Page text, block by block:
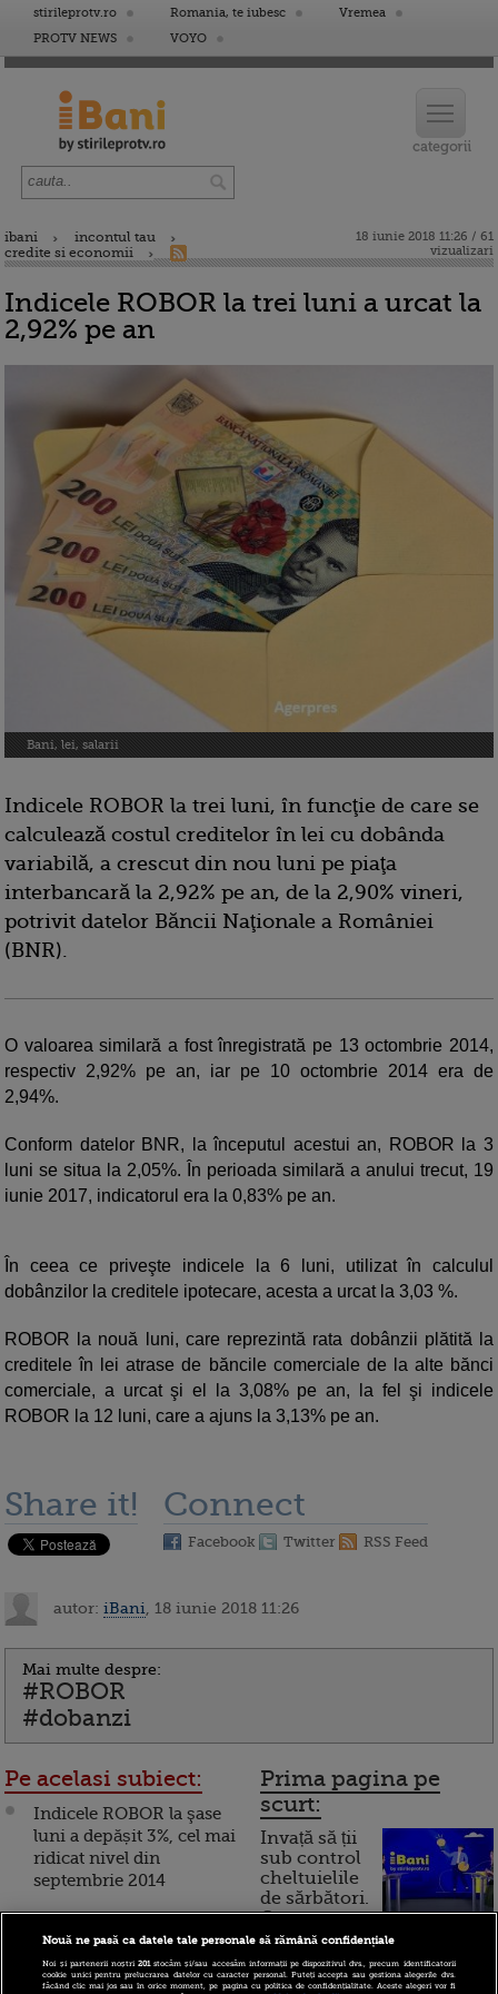
stirileprotv.ro Romania, te iubesc
Vremea
PROTV NEWS
VOYO
ibani
incontul tau
credite si economii
18 iunie 2018 11:26 / 61
vizualizari
Indicele ROBOR la trei luni a urcat la
2,92% pe an
Bani, lei, salarii
Indicele ROBOR la trei luni, în funcţie de care se
calculează costul creditelor în lei cu dobânda
variabilă, a crescut din nou luni pe piaţa
interbancară la 2,92% pe an, de la 2,90% vineri,
potrivit datelor Băncii Naţionale a României
(BNR).
O valoarea similară a fost înregistrată pe 13 octombrie 2014,
respectiv 2,92% pe an, iar pe 10 octombrie 2014 era de
2,94%.
Conform datelor BNR, la începutul acestui an, ROBOR la 3
luni se situa la 2,05%. În perioada similară a anului trecut, 19
iunie 2017, indicatorul era la 0,83% pe an.
În ceea ce priveşte indicele la 6 luni, utilizat în calculul
dobânzilor la creditele ipotecare, acesta a urcat la 3,03 %.
ROBOR la nouă luni, care reprezintă rata dobânzii plătită la
creditele în lei atrase de băncile comerciale de la alte bănci
comerciale, a urcat şi el la 3,08% pe an, la fel şi indicele
ROBOR la 12 luni, care a ajuns la 3,13% pe an.
Share it! Connect
Facebook Twitter RSS Feed
autor: iBani , 18 iunie 2018 11:26
Mai multe despre:
#ROBOR
#dobanzi
Pe acelasi subiect:
Indicele ROBOR la şase
luni a depășit 3%, cel mai
ridicat nivel din
septembrie 2014
Indicele ROBOR la trei
luni a stagnat la 2,90%
Indicele ROBOR la trei
Prima pagina pe
scurt:
Invață să ții
sub control
cheltuielile
de sărbători.
Cum
funcționează cardul de
cumpărături
Nouă ne pasă ca datele tale personale să rămână confidențiale
Noi și partenerii noștri201stocăm și/sau accesăm informații pe dispozitivul dvs., precum identificatorii
cookie unici pentru prelucrarea datelor cu caracter personal. Puteți accepta sau gestiona alegerile dvs.
făcând clic mai jos sau în orice moment, pe pagina cu politica de confidențialitate. Aceste alegeri vor fi